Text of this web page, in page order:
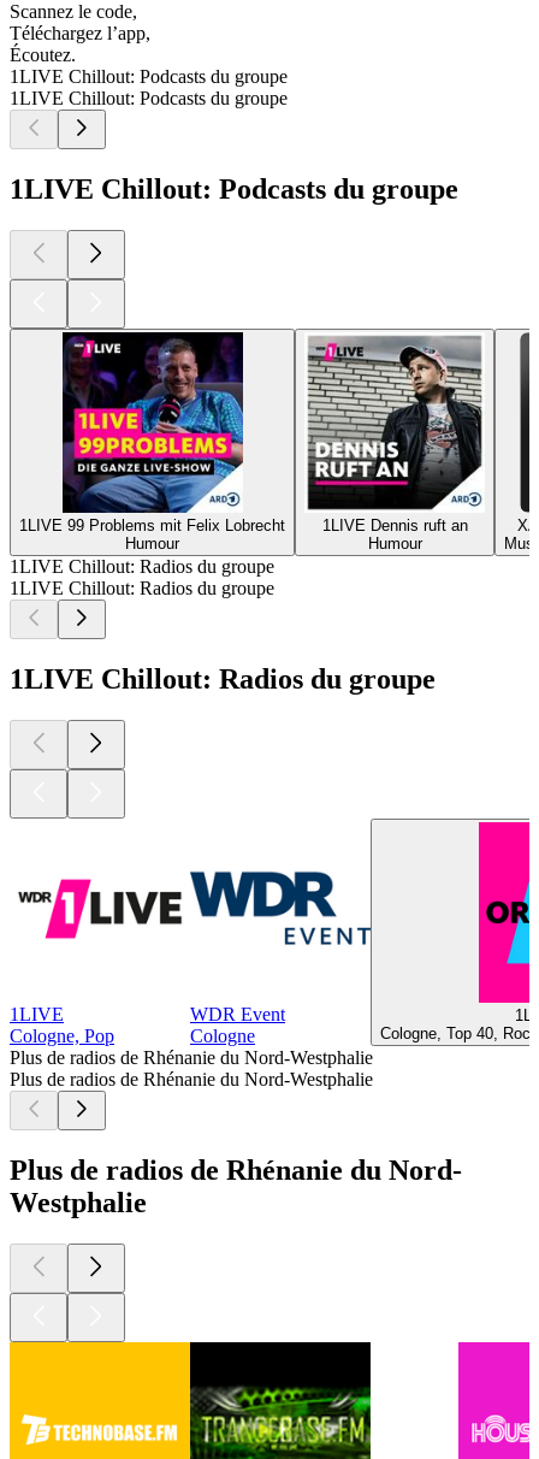
Scannez le code,
Téléchargez l’app,
Écoutez.
1LIVE Chillout: Podcasts du groupe
1LIVE Chillout: Podcasts du groupe
1LIVE Chillout: Podcasts du groupe
1LIVE 99 Problems mit Felix Lobrecht
Humour
1LIVE Dennis ruft an
Humour
1LIVE Chillout: Radios du groupe
1LIVE Chillout: Radios du groupe
1LIVE Chillout: Radios du groupe
1LIVE
Cologne, Pop
WDR Event
Cologne
Cologne, Top 40,
Plus de radios de Rhénanie du Nord-Westphalie
Plus de radios de Rhénanie du Nord-Westphalie
Plus de radios de Rhénanie du Nord-
Westphalie